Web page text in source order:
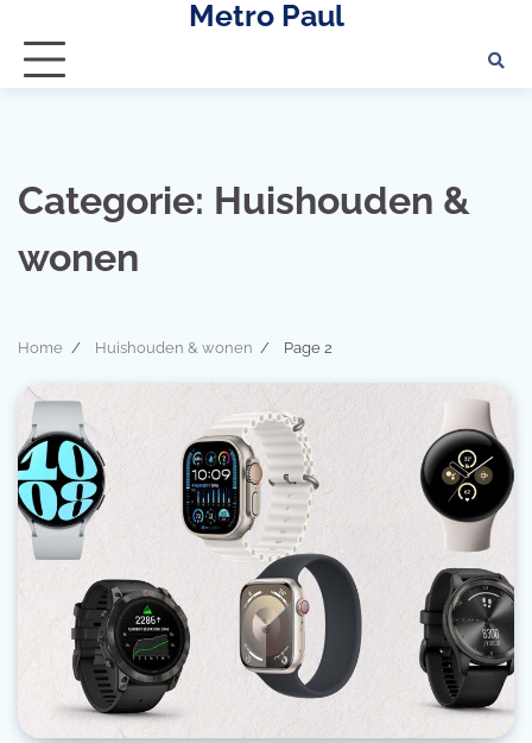
content
Metro Paul
Categorie: Huishouden &
wonen
Home Huishouden & wonen Page 2